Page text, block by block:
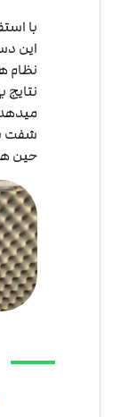
با
این
نظام
نتایج
شفت
حین